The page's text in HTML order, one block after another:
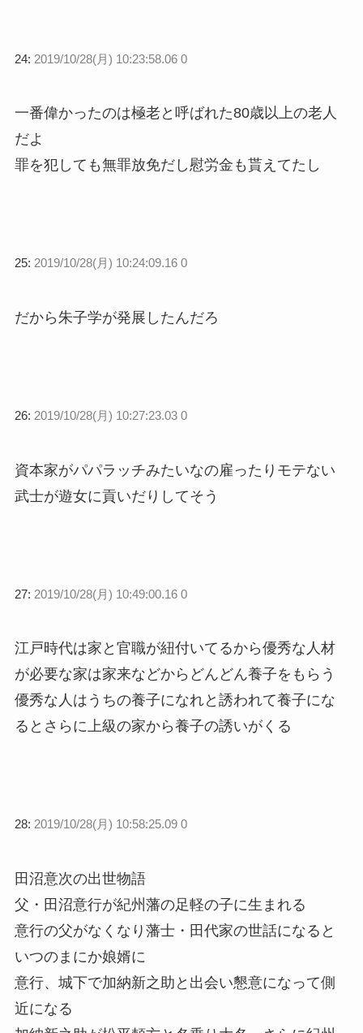
24: 2019/10/28(月) 10:23:58.06 0
一番偉かったのは極老と呼ばれた80歳以上の老人
だよ
罪を犯しても無罪放免だし慰労金も貰えてたし
25: 2019/10/28(月) 10:24:09.16 0
だから朱子学が発展したんだろ
26: 2019/10/28(月) 10:27:23.03 0
資本家がパパラッチみたいなの雇ったりモテない
武士が遊女に貢いだりしてそう
27: 2019/10/28(月) 10:49:00.16 0
江戸時代は家と官職が紐付いてるから優秀な人材
が必要な家は家来などからどんどん養子をもらう
優秀な人はうちの養子になれと誘われて養子にな
るとさらに上級の家から養子の誘いがくる
28: 2019/10/28(月) 10:58:25.09 0
田沼意次の出世物語
父・田沼意行が紀州藩の足軽の子に生まれる
意行の父がなくなり藩士・田代家の世話になると
いつのまにか娘婿に
意行、城下で加納新之助と出会い懇意になって側
近になる